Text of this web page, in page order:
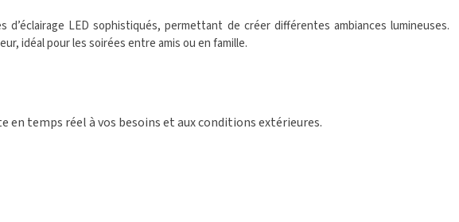
LED sophistiqués, permettant de créer différentes ambiances lumineuses.
idéal pour les soirées entre amis ou en famille.
en temps réel à vos besoins et aux conditions extérieures.